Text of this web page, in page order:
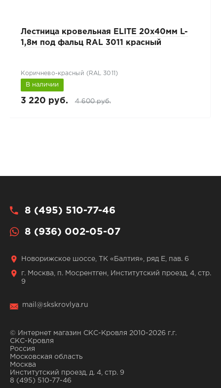
Лестница кровельная ELITE 20x40мм L-
1,8м под фальц RAL 3011 красный
Коричнево-красный (RAL 3011)
В наличии
3 220 руб. 4 600 руб.
8 (495) 510-77-46
8 (936) 002-05-07
Новорижское шоссе, ТК «Балтия», ряд Е, пав. 6
г. Москва, п. Мосрентген, Институтский проезд, 4, стр.
9
mail@skskrovlya.ru
© Интернет магазин СКС-Кровля 2010-2026 г.г.
СКС-Кровля
Россия
Московская область
Москва
Институтский проезд, д. 4, стр. 9
8 (495) 510-77-46